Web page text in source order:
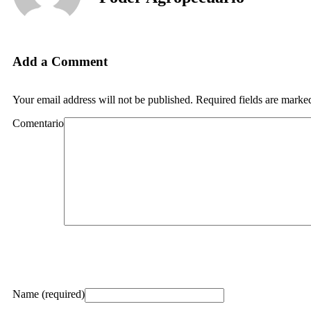
Add a Comment
Your email address will not be published. Required fields are
Name (required)
Comentario